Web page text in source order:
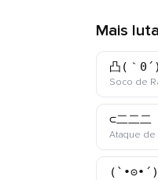
Mais
凸(｀
Soco de
⊂二二二
Ataque de
(`•⊝•´)